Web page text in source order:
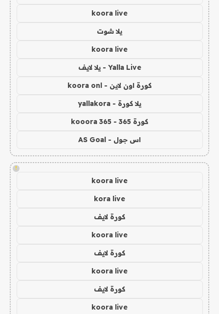
koora live
يلا شوت
koora live
Yalla Live - يلا لايف
كورة اون لاين - koora onl
يلا كورة - yallakora
كورة 365 - kooora 365
اس جول - AS Goal
!
koora live
kora live
كورة لايف
koora live
كورة لايف
koora live
كورة لايف
koora live